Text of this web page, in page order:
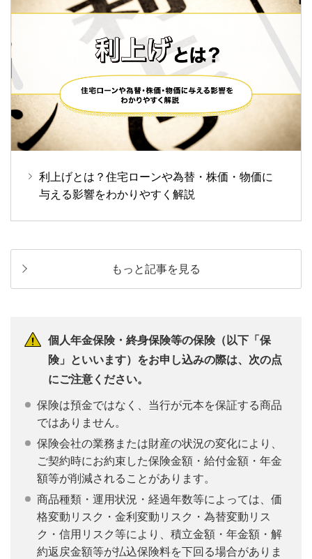
利上げとは？住宅ローンや為替・株価・物価に
与える影響をわかりやすく解説
もっと記事を見る
個人年金保険・終身保険等の保険（以下「保
険」といいます）をお申し込みの際は、次の点
にご注意ください。
保険は預金ではなく、当行が元本を保証する商品
ではありません。
保険会社の業務または財産の状況の変化により、
ご契約時にお約束した保険金額・給付金額・年金
額等が削減されることがあります。
商品種類・運用状況・経過年数等によっては、価
格変動リスク・金利変動リスク・為替変動リス
ク・信用リスク等により、積立金額・年金額・解
約返戻金額等が払込保険料を下回る場合がありま